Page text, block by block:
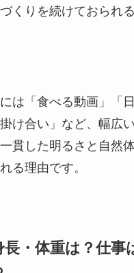
くりを続けておられ
は「食べる動画」「
け合い」など、幅広
貫した明るさと自然
る理由です。
・体重は？仕事